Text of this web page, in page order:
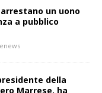
un uono
a pubblico
della
Marrese, ha